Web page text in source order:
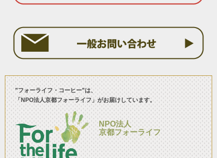
”フォーライフ・コーヒー”は、
「NPO法人京都フォーライフ」がお届けしています。
NPO法人
京都フォーライフ